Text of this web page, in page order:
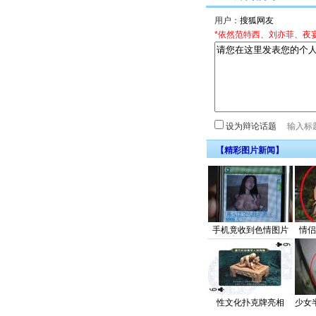
用户：
*依然范特西、刘亦菲、
设为辩论话题
【精彩图片新闻】
手机竟收到色情图片 情
性文化扑克牌亮相 少女